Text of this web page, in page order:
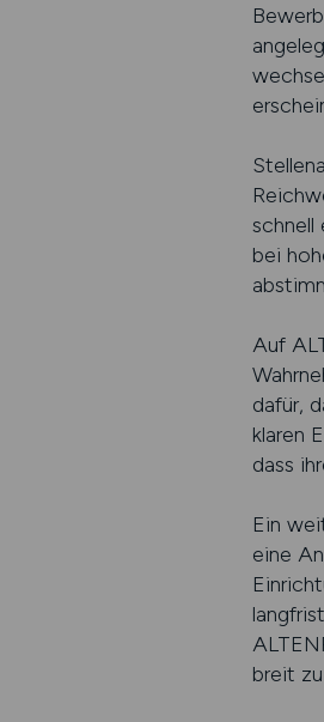
schnell
bei
Auf
dafür,
klaren
dass
Ein
eine
breit